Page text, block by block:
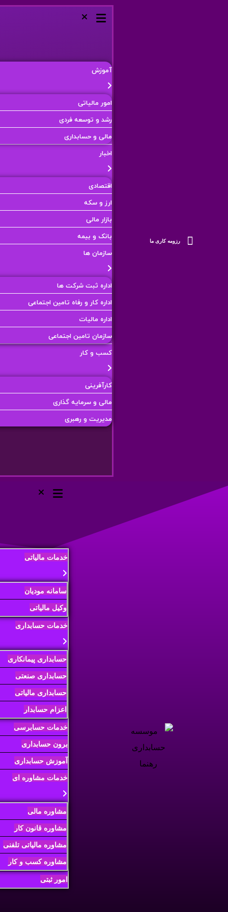
رزومه کاری ما
آموزش
امور مالیاتی
رشد و توسعه فردی
مالی و حسابداری
اخبار
اقتصادی
ارز و سکه
بازار مالی
بانک و بیمه
سازمان ها
اداره ثبت شرکت ها
اداره کار و رفاه تامین اجتماعی
اداره مالیات
سازمان تامین اجتماعی
کسب و کار
کارآفرینی
مالی و سرمایه گذاری
مدیریت و رهبری
خدمات مالیاتی
سامانه مودیان
وکیل مالیاتی
خدمات حسابداری
حسابداری پیمانکاری
حسابداری صنعتی
حسابداری مالیاتی
اعزام حسابدار
خدمات حسابرسی
برون حسابداری
آموزش حسابداری
خدمات مشاوره ای
مشاوره مالی
مشاوره قانون کار
مشاوره مالیاتی تلفنی
مشاوره کسب و کار
امور ثبتی